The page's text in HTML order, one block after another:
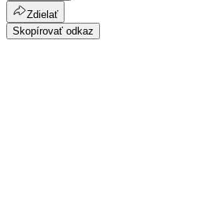
Zdielať
Skopírovať odkaz